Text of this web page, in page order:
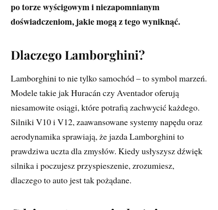
po torze wyścigowym i niezapomnianym
doświadczeniom, jakie mogą z tego wyniknąć.
Dlaczego Lamborghini?
Lamborghini to nie tylko samochód – to symbol marzeń.
Modele takie jak Huracán czy Aventador oferują
niesamowite osiągi, które potrafią zachwycić każdego.
Silniki V10 i V12, zaawansowane systemy napędu oraz
aerodynamika sprawiają, że jazda Lamborghini to
prawdziwa uczta dla zmysłów. Kiedy usłyszysz dźwięk
silnika i poczujesz przyspieszenie, zrozumiesz,
dlaczego to auto jest tak pożądane.